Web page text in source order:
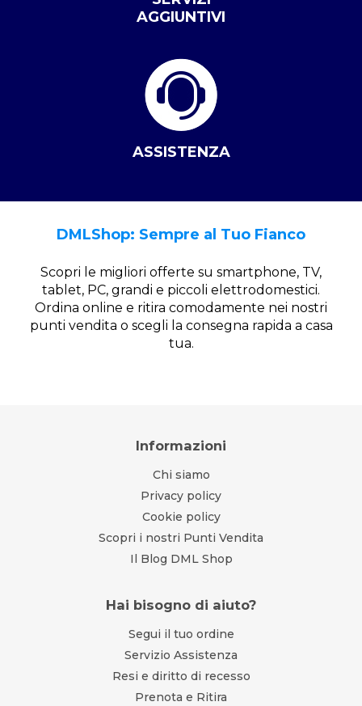
AGGIUNTIVI
ASSISTENZA
DMLShop: Sempre al Tuo Fianco
Scopri le migliori offerte su smartphone, TV,
tablet, PC, grandi e piccoli elettrodomestici.
Ordina online e ritira comodamente nei nostri
punti vendita o scegli la consegna rapida a casa
tua.
Informazioni
Chi siamo
Privacy policy
Cookie policy
Scopri i nostri Punti Vendita
Il Blog DML Shop
Hai bisogno di aiuto?
Segui il tuo ordine
Servizio Assistenza
Resi e diritto di recesso
Prenota e Ritira